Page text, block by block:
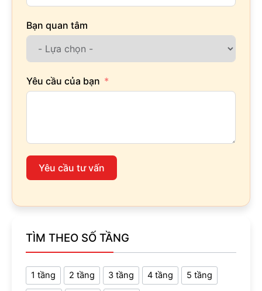
Bạn quan tâm
Yêu cầu của bạn
Yêu cầu tư vấn
TÌM THEO SỐ TẦNG
1 tầng 2 tầng 3 tầng 4 tầng 5 tầng